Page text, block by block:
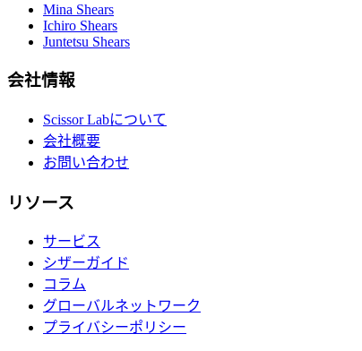
Mina Shears
Ichiro Shears
Juntetsu Shears
会社情報
Scissor Labについて
会社概要
お問い合わせ
リソース
サービス
シザーガイド
コラム
グローバルネットワーク
プライバシーポリシー